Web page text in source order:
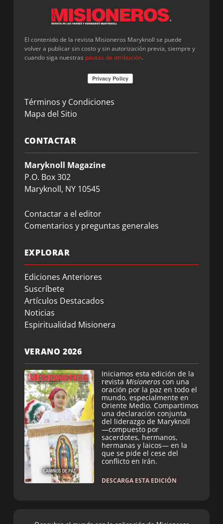
El contenido de la revista Misioneros Maryknoll se puede
volver a publicar sin costo y sin autorización previa, siempre y
cuando siga nuestras pautas de atribución.
Términos y Condiciones
Mapa del Sitio
CONTACTAR
Maryknoll Magazine
P.O. Box 302
Maryknoll, NY 10545
Contactar a el editor
Comentarios y preguntas generales
EXPLORAR
Ediciones Anteriores
Suscríbete
Artículos Destacados
Noticias
Espiritualidad Misionera
VERANO 2026
Iniciamos esta edición de la
revista Misioneros con una
oración por la paz en todo el
mundo, especialmente en
Oriente Medio. Compartimos
una declaración conjunta
del liderazgo de Maryknoll
—compuesto por
sacerdotes, hermanos,
hermanas y laicos— en la
que se pide el cese del
conflicto en Irán.
DESCARGA ESTA EDICIÓN